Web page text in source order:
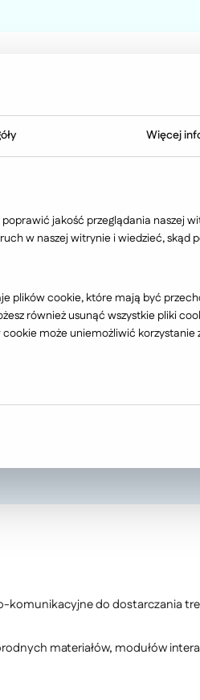
learning
skuteczne
na te wyzwania
możliwości i
do dostarczania
materiałów, modułów
Więcej
jakość przeglądania naszej
w naszej witrynie i wiedzieć, skąd
plików cookie, które mają być
również usunąć wszystkie pliki
może uniemożliwić korzystanie